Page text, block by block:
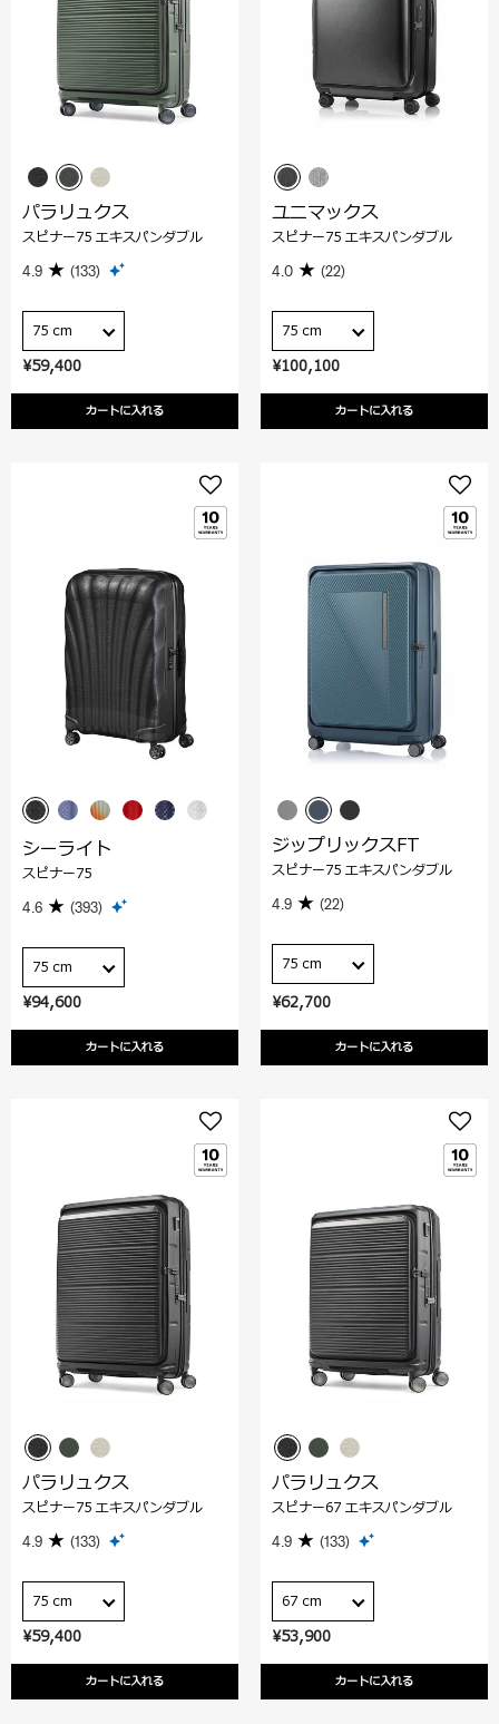
¥59,400
カートに入れる
パラリュクス
スピナー75 エキスパンダブル
4.9 (133)
75 cm
¥100,100
カートに入れる
ユニマックス
スピナー75 エキスパンダブル
4.0 (22)
75 cm
¥94,600
カートに入れる
シーライト
スピナー75
4.6 (393)
75 cm
¥62,700
カートに入れる
ジップリックスFT
スピナー75 エキスパンダブル
4.9 (22)
75 cm
¥59,400
カートに入れる
パラリュクス
スピナー75 エキスパンダブル
4.9 (133)
75 cm
¥53,900
カートに入れる
パラリュクス
スピナー67 エキスパンダブル
4.9 (133)
67 cm